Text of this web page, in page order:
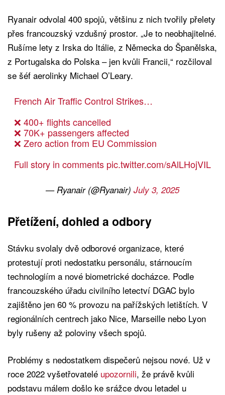
Ryanair odvolal 400 spojů, většinu z nich tvořily přelety
přes francouzský vzdušný prostor. „Je to neobhajitelné.
Rušíme lety z Irska do Itálie, z Německa do Španělska,
z Portugalska do Polska – jen kvůli Francii,“ rozčiloval
se šéf aerolinky Michael O’Leary.
French Air Traffic Control Strikes…
❌ 400+ flights cancelled
❌ 70K+ passengers affected
❌ Zero action from EU Commission
Full story in comments pic.twitter.com/sAlLHojVIL
— Ryanair (@Ryanair) July 3, 2025
Přetížení, dohled a odbory
Stávku svolaly dvě odborové organizace, které
protestují proti nedostatku personálu, stárnoucím
technologiím a nové biometrické docházce. Podle
francouzského úřadu civilního letectví DGAC bylo
zajištěno jen 60 % provozu na pařížských letištích. V
regionálních centrech jako Nice, Marseille nebo Lyon
byly rušeny až poloviny všech spojů.
Problémy s nedostatkem dispečerů nejsou nové. Už v
roce 2022 vyšetřovatelé upozornili, že právě kvůli
podstavu málem došlo ke srážce dvou letadel u